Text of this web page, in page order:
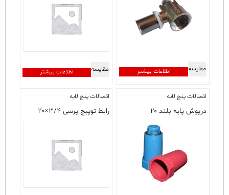
اطلاعات بیشتر مقایسه اطلاعات بیشتر مقایسه
اتصالات پنج لایه
درپوش پایه بلند ۲۰
اتصالات پنج لایه
رابط توپیچ پرسی ۳/۴×۲۰